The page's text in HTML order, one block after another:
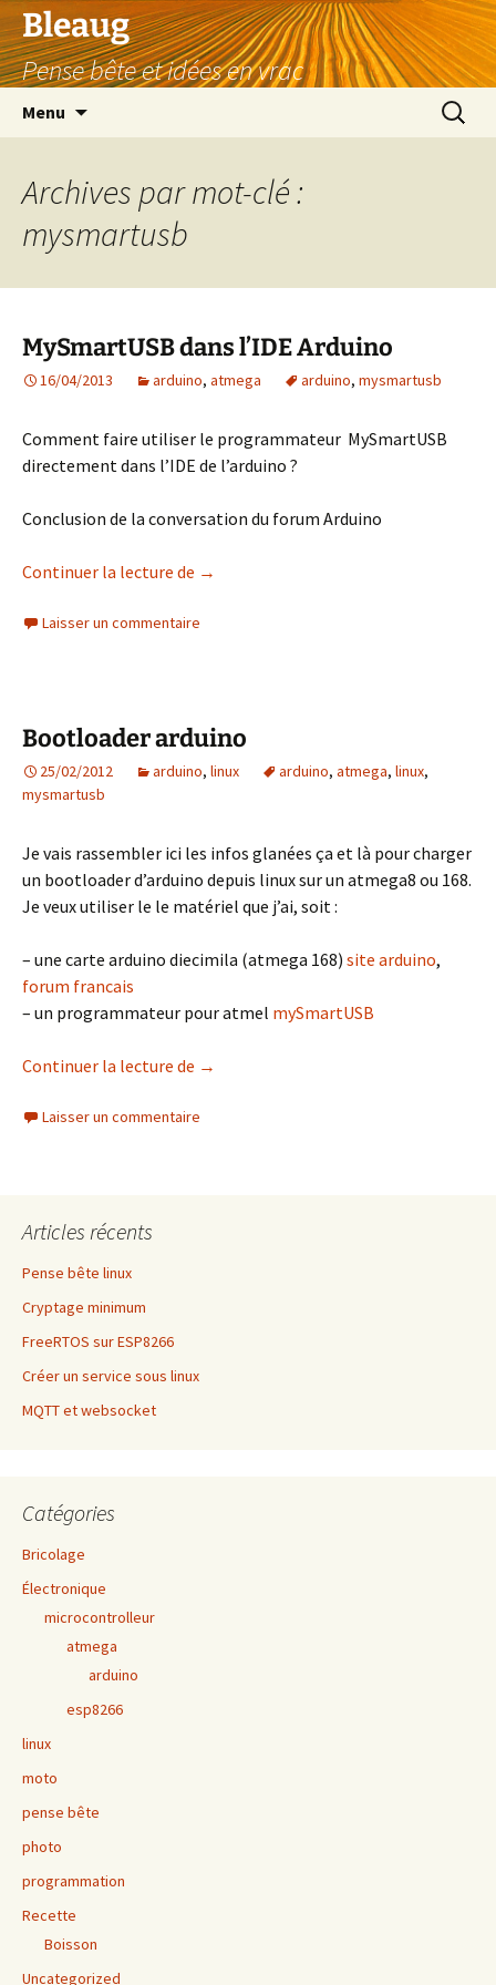
Aller
au
contenu
Bleaug
Pense bête et idées en vrac
Menu
Archives par mot-clé :
mysmartusb
MySmartUSB dans l’IDE Arduino
16/04/2013 arduino, atmega arduino, mysmartusb
Comment faire utiliser le programmateur MySmartUSB
directement dans l’IDE de l’arduino ?
Conclusion de la conversation du forum Arduino
Continuer la lecture de MySmartUSB dans l’IDE Arduino
→
Laisser un commentaire
Bootloader arduino
25/02/2012 arduino, linux arduino, atmega, linux,
mysmartusb
Je vais rassembler ici les infos glanées ça et là pour charger
un bootloader d’arduino depuis linux sur un atmega8 ou 168.
Je veux utiliser le le matériel que j’ai, soit :
– une carte arduino diecimila (atmega 168) site arduino,
forum francais
– un programmateur pour atmel mySmartUSB
Continuer la lecture de Bootloader arduino
→
Laisser un commentaire
Articles récents
Pense bête linux
Cryptage minimum
FreeRTOS sur ESP8266
Créer un service sous linux
MQTT et websocket
Catégories
Bricolage
Électronique
microcontrolleur
atmega
arduino
esp8266
linux
moto
pense bête
photo
programmation
Recette
Boisson
Uncategorized